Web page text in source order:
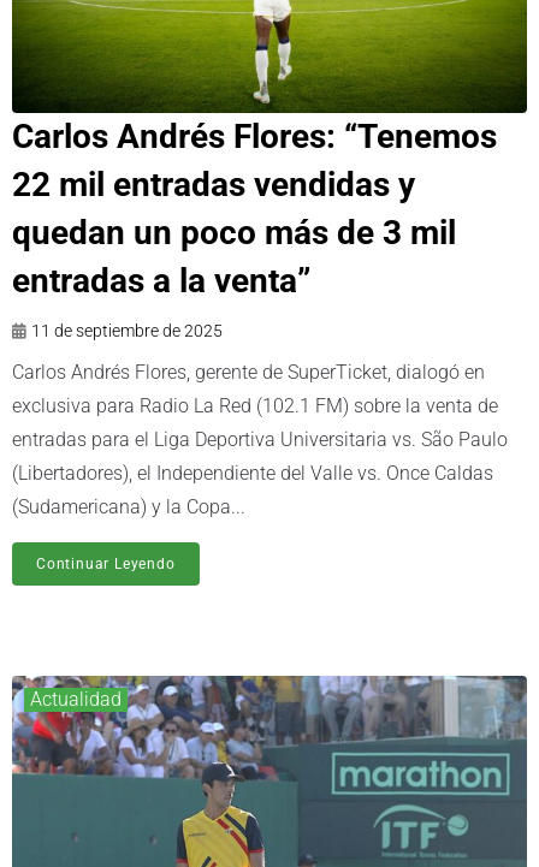
Carlos Andrés Flores: “Tenemos
22 mil entradas vendidas y
quedan un poco más de 3 mil
entradas a la venta”
11 de septiembre de 2025
Carlos Andrés Flores, gerente de SuperTicket, dialogó en
exclusiva para Radio La Red (102.1 FM) sobre la venta de
entradas para el Liga Deportiva Universitaria vs. São Paulo
(Libertadores), el Independiente del Valle vs. Once Caldas
(Sudamericana) y la Copa...
Continuar Leyendo
Actualidad